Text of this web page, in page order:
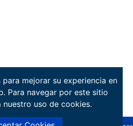
EMAIL
informes@rozpalsac.com
mejorar su experiencia en
Para navegar por este sitio
nuestro uso de cookies.